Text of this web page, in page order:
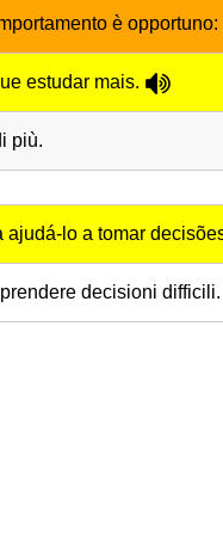
è opportuno:
estudar mais.
più.
ajudá-lo a tomar
decisioni difficili.